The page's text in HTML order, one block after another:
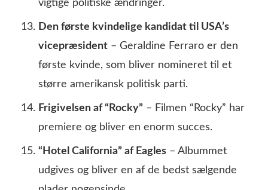
vigtige politiske ændringer.
Den første kvindelige kandidat til USA’s
vicepræsident – Geraldine Ferraro er den
første kvinde, som bliver nomineret til et
større amerikansk politisk parti.
Frigivelsen af “Rocky” – Filmen “Rocky” har
premiere og bliver en enorm succes.
“Hotel California” af Eagles – Albummet
udgives og bliver en af de bedst sælgende